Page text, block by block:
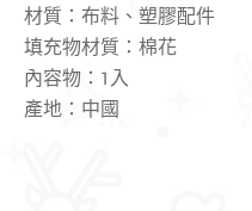
材質：布料、塑膠配件
填充物材質：棉花
內容物：1入
產地：中國